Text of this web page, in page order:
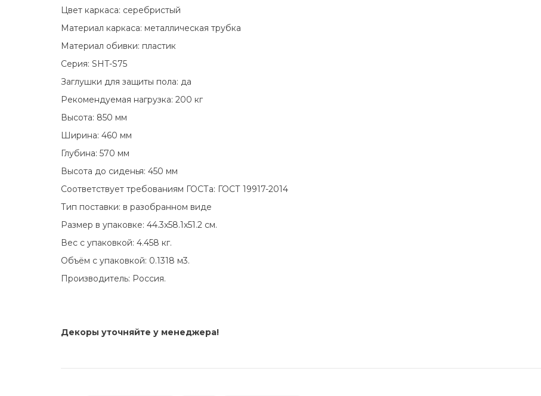
Цвет каркаса: серебристый
Материал каркаса: металлическая трубка
Материал обивки: пластик
Серия: SHT-S75
Заглушки для защиты пола: да
Рекомендуемая нагрузка: 200 кг
Высота: 850 мм
Ширина: 460 мм
Глубина: 570 мм
Высота до сиденья: 450 мм
Соответствует требованиям ГОСТа: ГОСТ 19917-2014
Тип поставки: в разобранном виде
Размер в упаковке: 44.3x58.1x51.2 см.
Вес с упаковкой: 4.458 кг.
Объём с упаковкой: 0.1318 м3.
Производитель: Россия.
Декоры уточняйте у менеджера!